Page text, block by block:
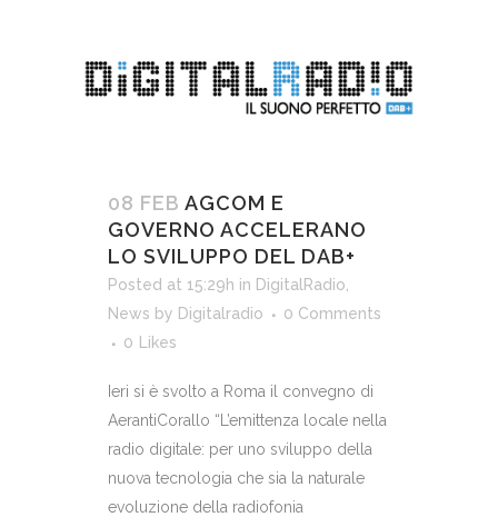
08 FEB AGCOM E
GOVERNO ACCELERANO
LO SVILUPPO DEL DAB+
Posted at 15:29h in DigitalRadio
News by Digitalradio
0 Comments
0
Likes
Ieri si è svolto a Roma il convegno di
AerantiCorallo “L’emittenza locale nella
radio digitale: per uno sviluppo della
nuova tecnologia che sia la naturale
evoluzione della radiofonia